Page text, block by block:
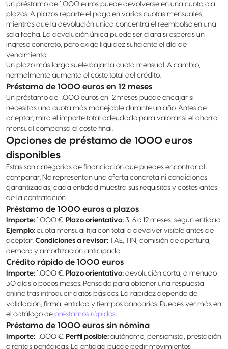
Un préstamo de 1.000 euros puede devolverse en una cuota o a
plazos. A plazos reparte el pago en varias cuotas mensuales,
mientras que la devolución única concentra el reembolso en una
sola fecha. La devolución única puede ser clara si esperas un
ingreso concreto, pero exige liquidez suficiente el día de
vencimiento.
Un plazo más largo suele bajar la cuota mensual. A cambio,
normalmente aumenta el coste total del crédito.
Préstamo de 1000 euros en 12 meses
Un préstamo de 1.000 euros en 12 meses puede encajar si
necesitas una cuota más manejable durante un año. Antes de
aceptar, mira el importe total adeudado para valorar si el ahorro
mensual compensa el coste final.
Opciones de préstamo de 1000 euros
disponibles
Estas son categorías de financiación que puedes encontrar al
comparar. No representan una oferta concreta ni condiciones
garantizadas; cada entidad muestra sus requisitos y costes antes
de la contratación.
Préstamo de 1000 euros a plazos
Importe: 1.000 €. Plazo orientativo: 3, 6 o 12 meses, según entidad.
Ejemplo: cuota mensual fija con total a devolver visible antes de
aceptar. Condiciones a revisar: TAE, TIN, comisión de apertura,
demora y amortización anticipada.
Crédito rápido de 1000 euros
Importe: 1.000 €. Plazo orientativo: devolución corta, a menudo
30 días o pocos meses. Pensado para obtener una respuesta
online tras introducir datos básicos. La rapidez depende de
validación, firma, entidad y tiempos bancarios. Puedes ver más en
el catálogo de préstamos rápidos.
Préstamo de 1000 euros sin nómina
Importe: 1.000 €. Perfil posible: autónomo, pensionista, prestación
o rentas periódicas. La entidad puede pedir movimientos